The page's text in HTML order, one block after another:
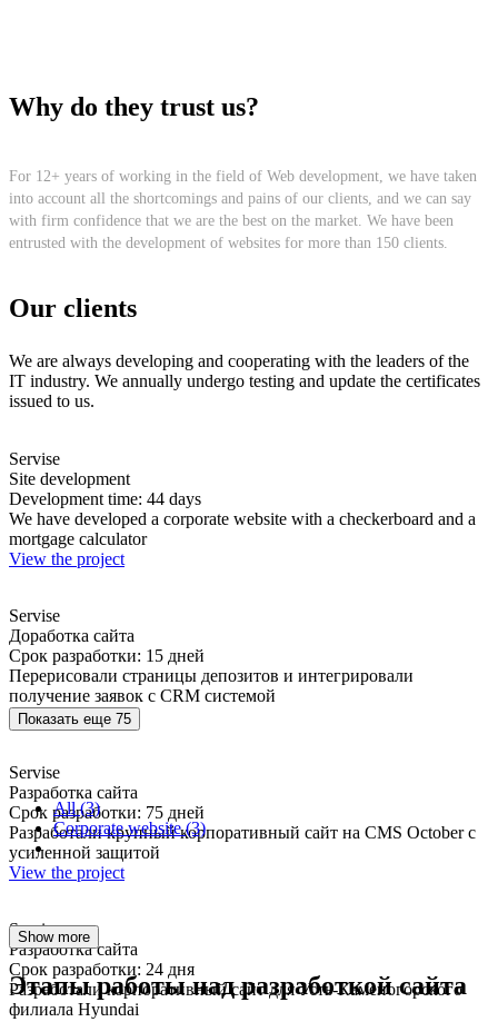
Why do they trust us?
For 12+ years of working in the field of Web development, we have taken
into account all the shortcomings and pains of our clients, and we can say
with firm confidence that we are the best on the market. We have been
entrusted with the development of websites for more than 150 clients.
Our clients
We are always developing and cooperating with the leaders of the
IT industry. We annually undergo testing and update the certificates
issued to us.
Servise
Site development
Development time: 44 days
We have developed a corporate website with a checkerboard and a
mortgage calculator
View the project
Servise
Доработка сайта
Срок разработки: 15 дней
Перерисовали страницы депозитов и интегрировали
получение заявок с CRM системой
View the project
Servise
Разработка сайта
Срок разработки: 75 дней
Разработали крупный корпоративный сайт на CMS October с
усиленной защитой
View the project
Servise
Разработка сайта
Срок разработки: 24 дня
Разработали корпоративный сайт для Усть-Каменогорского
филиала Hyundai
Показать еще 75
All (3)
Corporate website (3)
Show more
Этапы работы над разработкой сайта